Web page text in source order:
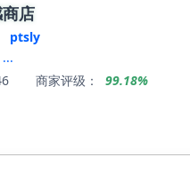
店
ptsly
...
商家评级： 99.18%